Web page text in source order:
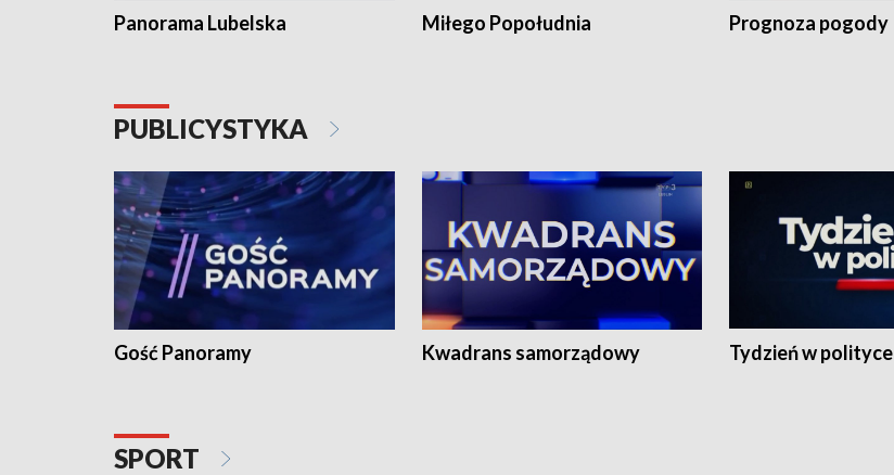
Panorama Lubelska Miłego Popołudnia Prognoza pogody
PUBLICYSTYKA
Gość Panoramy Kwadrans samorządowy Tydzień w polityce
SPORT